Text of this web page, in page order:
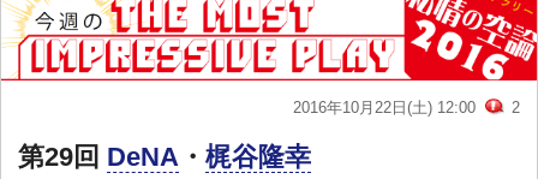
2016年10月22日(土) 12:00 2
第29回 DeNA ・ 梶谷隆幸